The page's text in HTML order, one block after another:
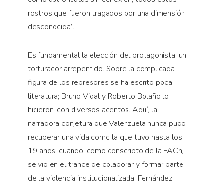
rostros que fueron tragados por una dimensión
desconocida”.
Es fundamental la elección del protagonista: un
torturador arrepentido. Sobre la complicada
figura de los represores se ha escrito poca
literatura; Bruno Vidal y Roberto Bolaño lo
hicieron, con diversos acentos. Aquí, la
narradora conjetura que Valenzuela nunca pudo
recuperar una vida como la que tuvo hasta los
19 años, cuando, como conscripto de la FACh,
se vio en el trance de colaborar y formar parte
de la violencia institucionalizada. Fernández